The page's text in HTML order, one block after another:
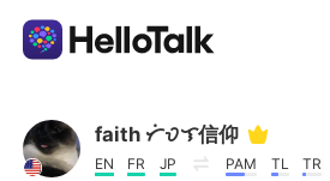
語学交換アプリ
faith ᜆᜒᜏᜎ信仰
EN FR JP PAM TL TR